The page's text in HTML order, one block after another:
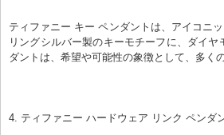
ティファニー キー ペンダントは、アイコニ
リングシルバー製のキーモチーフに、ダイ
ダントは、希望や可能性の象徴として、多く
4. ティファニー ハードウェア リンク ペンダ